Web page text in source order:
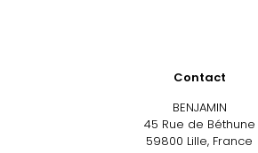
Contact
BENJAMIN
45 Rue de Béthune
59800 Lille, France